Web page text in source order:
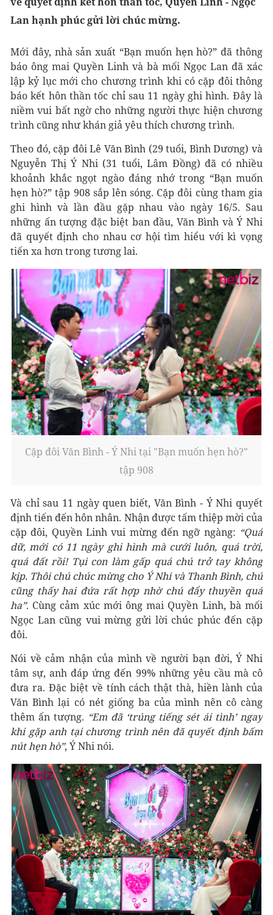
Lan hạnh phúc gửi lời chúc mừng.
Mới đây, nhà sản xuất “Bạn muốn hẹn hò?” đã thông
báo ông mai Quyền Linh và bà mối Ngọc Lan đã xác
lập kỷ lục mới cho chương trình khi có cặp đôi thông
báo kết hôn thần tốc chỉ sau 11 ngày ghi hình. Đây là
niềm vui bất ngờ cho những người thực hiện chương
trình cũng như khán giả yêu thích chương trình.
Theo đó, cặp đôiLê Văn Bình (29 tuổi, Bình Dương) và
Nguyễn Thị Ý Nhi (31 tuổi, Lâm Đồng) đã có nhiều
khoảnh khắc ngọt ngào đáng nhớ trong “Bạn muốn
hẹn hò?” tập 908 sắp lên sóng. Cặp đôi cùng tham gia
ghi hình và lần đầu gặp nhau vào ngày 16/5. Sau
những ấn tượng đặc biệt ban đầu, Văn Bình và Ý Nhi
đã quyết định cho nhau cơ hội tìm hiểu với kì vọng
tiến xa hơn trong tương lai.
Cặp đôi Văn Bình - Ý Nhi tại "Bạn muốn hẹn hò?"
tập 908
Và chỉ sau 11 ngày quen biết, Văn Bình - Ý Nhi quyết
định tiến đến hôn nhân. Nhận được tấm thiệp mời của
cặp đôi, Quyền Linh vui mừng đến ngỡ ngàng: “Quá
dữ, mới có 11 ngày ghi hình mà cưới luôn, quá trời,
quá đất rồi! Tụi con làm gấp quá chú trở tay không
kịp. Thôi chú chúc mừng cho Ý Nhi và Thanh Bình, chú
cũng thấy hai đứa rất hợp nhờ chú đẩy thuyền quá
ha”. Cùng cảm xúc mới ông mai Quyền Linh, bà mối
Ngọc Lan cũng vui mừng gửi lời chúc phúc đến cặp
đôi.
Nói về cảm nhận của mình về người bạn đời, Ý Nhi
tâm sự, anh đáp ứng đến 99% những yêu cầu mà cô
đưa ra. Đặc biệt về tính cách thật thà, hiền lành của
Văn Bình lại có nét giống ba của mình nên cô càng
thêm ấn tượng. “Em đã ‘trúng tiếng sét ái tình’ ngay
khi gặp anh tại chương trình nên đã quyết định bấm
nút hẹn hò”, Ý Nhi nói.